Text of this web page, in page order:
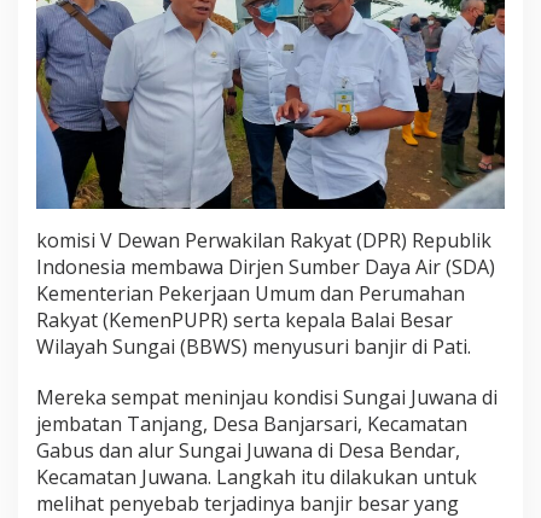
komisi V Dewan Perwakilan Rakyat (DPR) Republik
Indonesia membawa Dirjen Sumber Daya Air (SDA)
Kementerian Pekerjaan Umum dan Perumahan
Rakyat (KemenPUPR) serta kepala Balai Besar
Wilayah Sungai (BBWS) menyusuri banjir di Pati.
Mereka sempat meninjau kondisi Sungai Juwana di
jembatan Tanjang, Desa Banjarsari, Kecamatan
Gabus dan alur Sungai Juwana di Desa Bendar,
Kecamatan Juwana. Langkah itu dilakukan untuk
melihat penyebab terjadinya banjir besar yang